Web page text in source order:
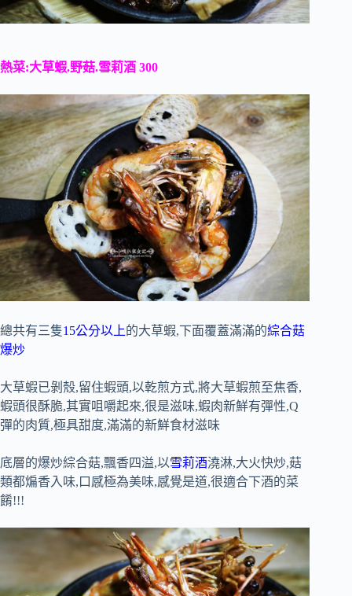
熱菜:大草蝦.野菇.雪莉酒 300
總共有三隻15公分以上的大草蝦,下面覆蓋滿滿的綜合菇
爆炒
大草蝦已剝殼,留住蝦頭,以乾煎方式,將大草蝦煎至焦香,
蝦頭很酥脆,其實咀嚼起來,很是滋味,蝦肉新鮮有彈性,Q
彈的肉質,極具甜度,滿滿的新鮮食材滋味
底層的爆炒綜合菇,飄香四溢,以雪莉酒澆淋,大火快炒,菇
類都煸香入味,口感極為美味,感覺是道,很適合下酒的菜
餚!!!